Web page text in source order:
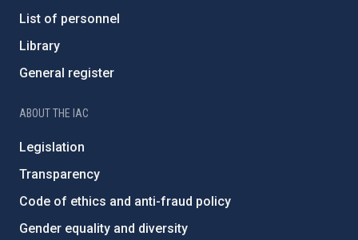
List of personnel
Library
General register
ABOUT THE IAC
Legislation
Transparency
Code of ethics and anti-fraud policy
Gender equality and diversity